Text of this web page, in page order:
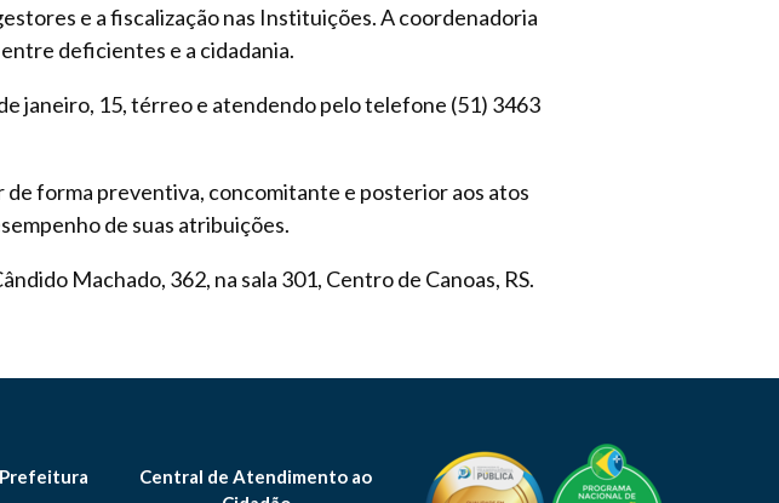
e a fiscalização nas Instituições. A coordenadoria
deficientes e a cidadania.
janeiro, 15, térreo e atendendo pelo telefone (51) 3463
forma preventiva, concomitante e posterior aos atos
de suas atribuições.
Machado, 362, na sala 301, Centro de Canoas, RS.
Central de Atendimento ao